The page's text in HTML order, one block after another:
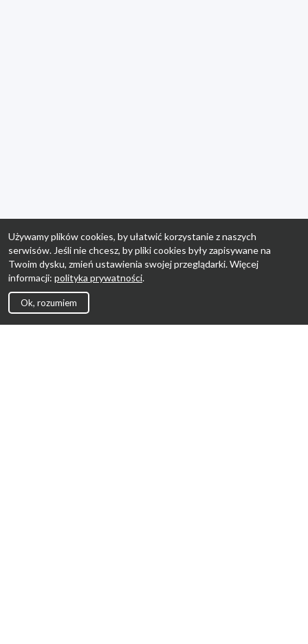
Używamy plików cookies, by ułatwić korzystanie z naszych
serwisów. Jeśli nie chcesz, by pliki cookies były zapisywane na
Twoim dysku, zmień ustawienia swojej przeglądarki. Więcej
informacji: polityka prywatności.
Ok, rozumiem